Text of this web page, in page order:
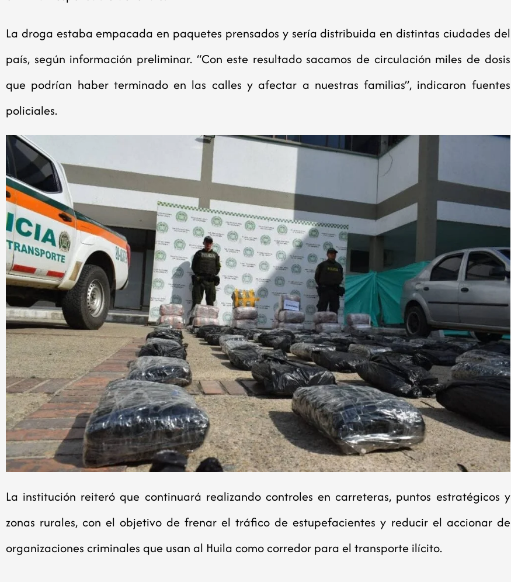
La droga estaba empacada en paquetes prensados y sería distribuida en distintas ciudades del
país, según información preliminar. “Con este resultado sacamos de circulación miles de dosis
que podrían haber terminado en las calles y afectar a nuestras familias”, indicaron fuentes
policiales.
La institución reiteró que continuará realizando controles en carreteras, puntos estratégicos y
zonas rurales, con el objetivo de frenar el tráfico de estupefacientes y reducir el accionar de
organizaciones criminales que usan al Huila como corredor para el transporte ilícito.